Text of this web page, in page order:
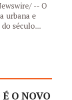
-- O
urbana e
século...
O NOVO